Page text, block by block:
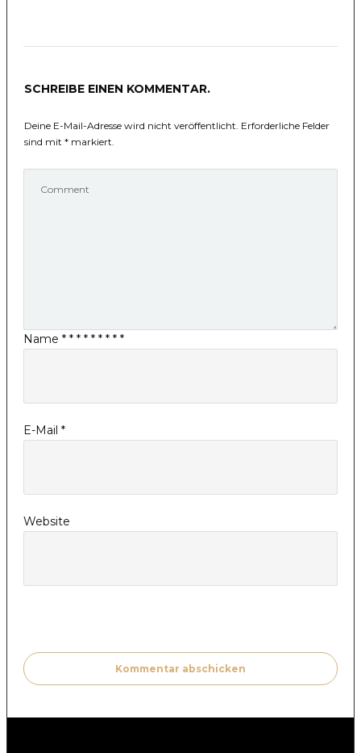
SCHREIBE EINEN KOMMENTAR.
Deine E-Mail-Adresse wird nicht veröffentlicht. Erforderliche Felder
sind mit * markiert.
Name * * * * * * * * *
E-Mail *
Website
Kommentar abschicken